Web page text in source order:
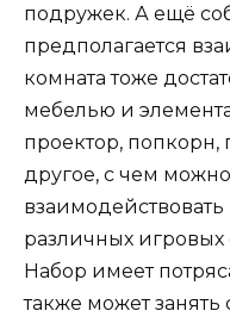
подружек. А ещё
предполагается
комната тоже
мебелью и
проектор, попкорн,
другое, с чем
взаимодействовать
различных игровых
Набор имеет
также может занять